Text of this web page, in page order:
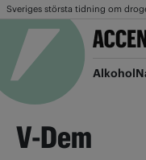
Sveriges största tidning om
Alkohol
V-Dem